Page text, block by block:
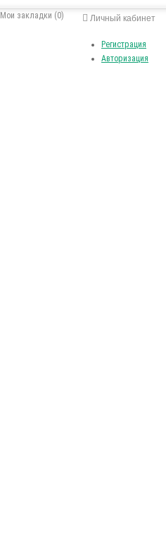
Личный кабинет
Регистрация
Авторизация
Мои закладки (0)